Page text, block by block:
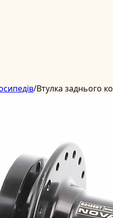
/Втулка заднього